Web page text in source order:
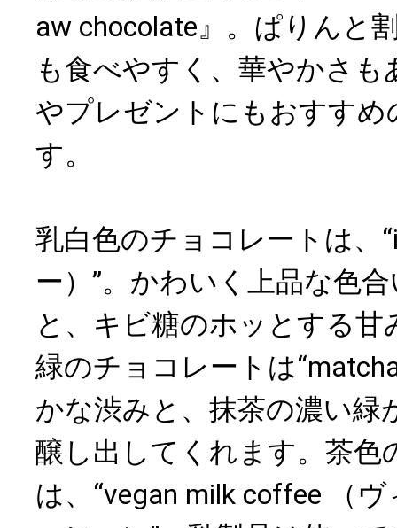
aw chocolate』。ぱりんと
も食べやすく、華やかさも
やプレゼントにもおすす
す。
乳白色のチョコレートは、
ー）”。かわいく上品な色
と、キビ糖のホッとする
緑のチョコレートは
かな渋みと、抹茶の濃い緑
醸し出してくれます。茶色
は、“vegan milk coffee （